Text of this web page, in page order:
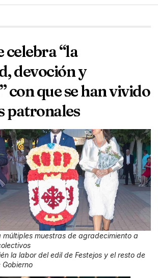
celebra “la
devoción y
con que se han vivido
patronales
múltiples muestras de agradecimiento a
la labor del edil de Festejos y el resto de